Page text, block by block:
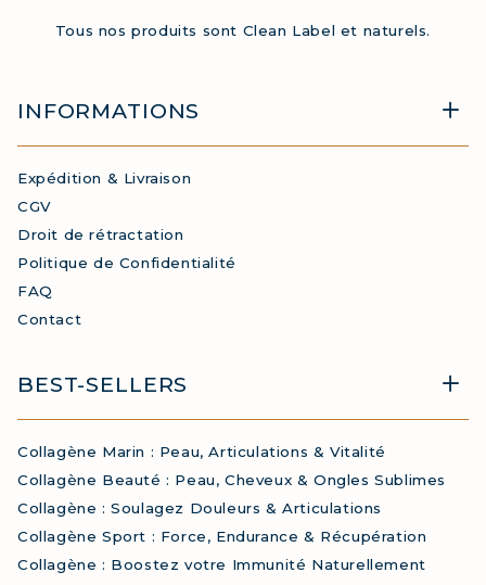
Tous nos produits sont Clean Label et naturels.
INFORMATIONS
Expédition & Livraison
CGV
Droit de rétractation
Politique de Confidentialité
FAQ
Contact
BEST-SELLERS
Collagène Marin : Peau, Articulations & Vitalité
Collagène Beauté : Peau, Cheveux & Ongles Sublimes
Collagène : Soulagez Douleurs & Articulations
Collagène Sport : Force, Endurance & Récupération
Collagène : Boostez votre Immunité Naturellement